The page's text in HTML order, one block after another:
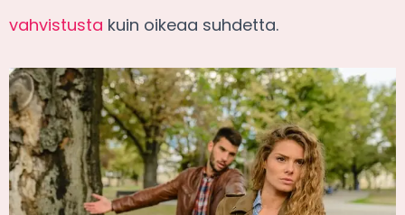
vahvistusta kuin oikeaa suhdetta.